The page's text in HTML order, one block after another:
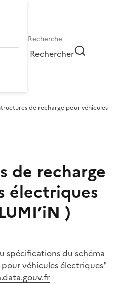
Rechercher
de recharge pour véhicules
de recharge
électriques
)
spécifications du schéma
véhicules électriques"